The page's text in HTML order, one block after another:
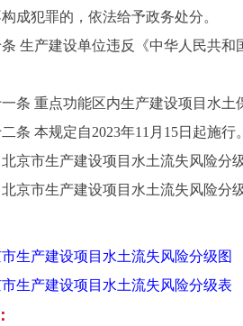
成犯罪的，依法给予政务处分。
生产建设单位违反《中华人民共
条 重点功能区内生产建设项目水
条 本规定自2023年11月15日起施
北京市生产建设项目水土流失风险分
北京市生产建设项目水土流失风险分
生产建设项目水土流失风险分级图
生产建设项目水土流失风险分级表